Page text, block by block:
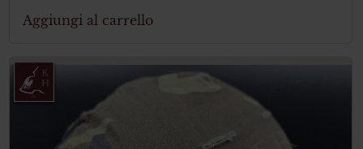
Aggiungi al carrello